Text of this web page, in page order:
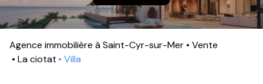
VENTES
IMMOBILIER
PROFFESSIONNEL
Agence immobilière à Saint-Cyr-sur-Mer
Vente
La ciotat
Villa